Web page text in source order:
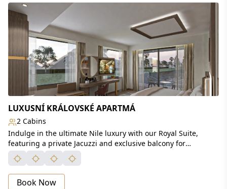
LUXUSNÍ KRÁLOVSKÉ APARTMÁ
2 Cabins
Indulge in the ultimate Nile luxury with our Royal Suite,
featuring a private Jacuzzi and exclusive balcony for
breathtaking panoramic views. Relax in a 180 cm king-size
bed and enjoy modern comforts including a Smart TV with
internet access and a fully stocked minibar—designed for an
unforgettable luxury cruise experience.
Book Now